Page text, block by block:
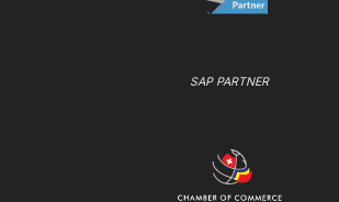
SAP PARTNER